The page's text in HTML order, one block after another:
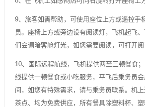
9、旅客如需帮助，可使用座位上方或遥控手
员。座椅上方或旁边设有阅读灯，飞机起飞
们会调暗客舱灯光，如您需要阅读，可打开阅
10、国际远程航线，飞机提供两至三顿餐食
线提供一顿餐食或小吃服务，平飞后乘务员
间，如您有特殊需求，请与乘务员联系。机上
茶点、均为免费供应，所有餐具除塑料杯、